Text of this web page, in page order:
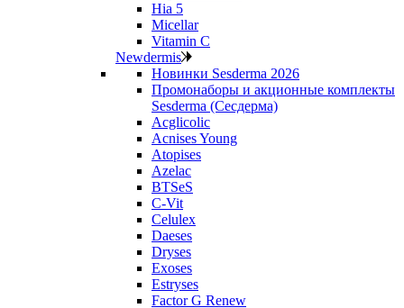
Hia 5
Micellar
Vitamin C
Newdermis
Новинки Sesderma 2026
Промонаборы и акционные комплекты
Sesderma (Сесдерма)
Acglicolic
Acnises Young
Atopises
Azelac
BTSeS
C‑Vit
Celulex
Daeses
Dryses
Exoses
Estryses
Factor G Renew